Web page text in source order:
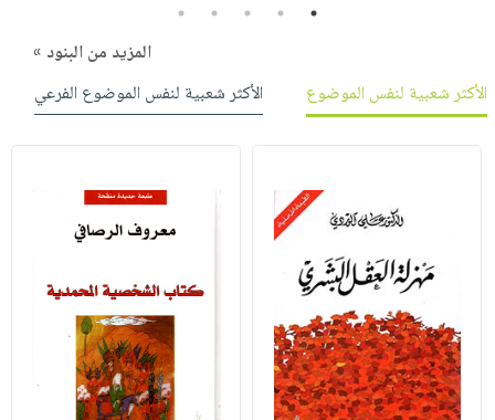
1
2
3
4
5
المزيد من البنود »
الأكثر شعبية لنفس الموضوع
الأكثر شعبية لنفس الموضوع الفرعي